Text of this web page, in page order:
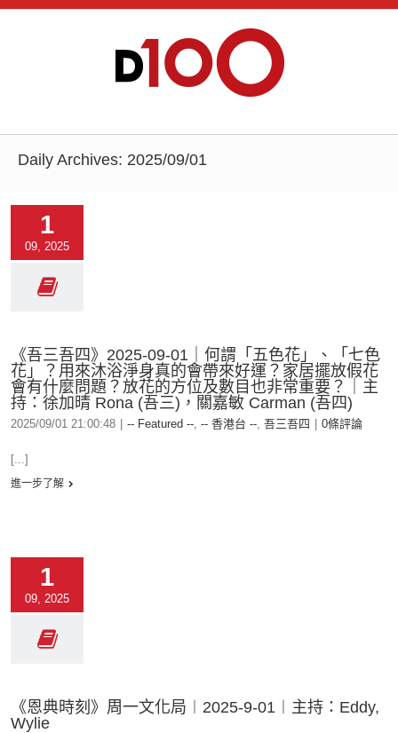
Daily Archives: 2025/09/01
1
09, 2025
《吾三吾四》2025-09-01｜何謂「五色花」、「七色
花」？用來沐浴淨身真的會帶來好運？家居擺放假花
會有什麼問題？放花的方位及數目也非常重要？｜主
持：徐加晴 Rona (吾三)，關嘉敏 Carman (吾四)
2025/09/01 21:00:48 -- Featured --, -- 香港台 --, 吾三吾四 0條評論
[...]
進一步了解
1
09, 2025
《恩典時刻》周一文化局︱2025-9-01︱主持：Eddy,
Wylie